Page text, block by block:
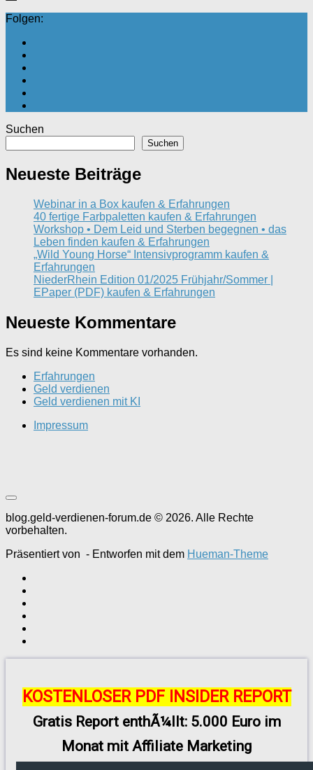
Folgen:
Suchen
Suchen
Neueste Beiträge
Webinar in a Box kaufen & Erfahrungen
40 fertige Farbpaletten kaufen & Erfahrungen
Workshop • Dem Leid und Sterben begegnen • das
Leben finden kaufen & Erfahrungen
„Wild Young Horse“ Intensivprogramm kaufen &
Erfahrungen
NiederRhein Edition 01/2025 Frühjahr/Sommer |
EPaper (PDF) kaufen & Erfahrungen
Neueste Kommentare
Es sind keine Kommentare vorhanden.
Erfahrungen
Geld verdienen
Geld verdienen mit KI
Impressum
blog.geld-verdienen-forum.de © 2026. Alle Rechte
vorbehalten.
Präsentiert von - Entworfen mit dem Hueman-Theme
KOSTENLOSER PDF INSIDER REPORT
Gratis Report enthÃ¼llt: 5.000 Euro im
Monat mit Affiliate Marketing